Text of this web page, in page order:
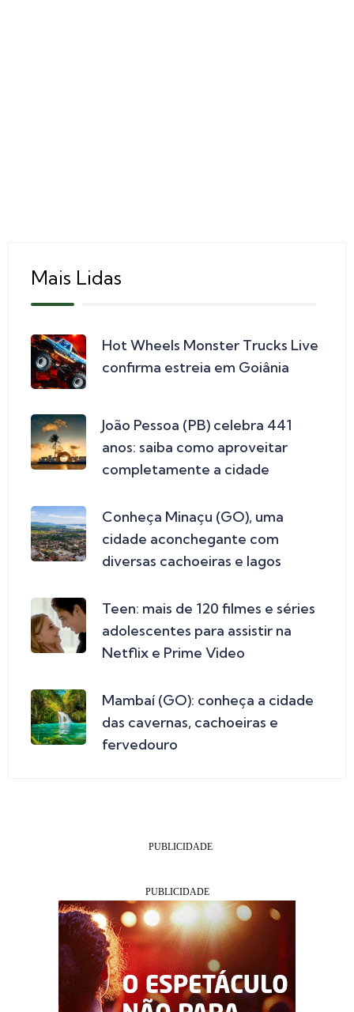
Mais Lidas
Hot Wheels Monster Trucks Live
confirma estreia em Goiânia
João Pessoa (PB) celebra 441
anos: saiba como aproveitar
completamente a cidade
Conheça Minaçu (GO), uma
cidade aconchegante com
diversas cachoeiras e lagos
Teen: mais de 120 filmes e séries
adolescentes para assistir na
Netflix e Prime Video
Mambaí (GO): conheça a cidade
das cavernas, cachoeiras e
fervedouro